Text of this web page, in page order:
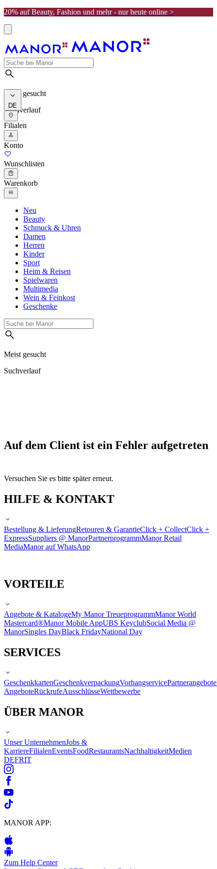
20% auf Beauty, Fashion und mehr - nur heute online >
Meist gesucht
Suchverlauf
DE
Filialen
Konto
Wunschlisten
Warenkorb
Neu
Beauty
Schmuck & Uhren
Damen
Herren
Kinder
Sport
Heim & Reisen
Spielwaren
Multimedia
Wein & Feinkost
Geschenke
Meist gesucht
Suchverlauf
Auf dem Client ist ein Fehler aufgetreten
Versuchen Sie es bitte später erneut.
HILFE & KONTAKT
Bestellung & LieferungRetouren & GarantieClick + CollectClick +
ExpressSuppliers @ ManorPartnerprogrammManor Retail
MediaManor auf WhatsApp
VORTEILE
Angebote & KatalogeMy Manor TreueprogrammManor World
Mastercard®Manor Mobile AppUBS KeyclubSocial Media @
ManorSingles DayBlack FridayNational Day
SERVICES
GeschenkkartenGeschenkverpackungVorhangservicePartnerangebote
AngeboteRückrufeAusschlüsseWettbewerbe
ÜBER MANOR
Unser UnternehmenJobs &
KarriereFilialenEventsFoodRestaurantsNachhaltigkeitMedien
DEFRIT
MANOR APP:
Zum Help Center